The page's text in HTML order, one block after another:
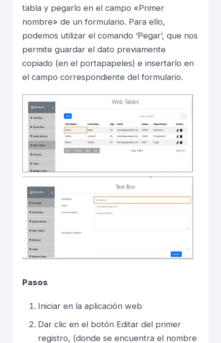
tabla y pegarlo en el campo «Primer
nombre» de un formulario. Para ello,
podemos utilizar el comando ‘Pegar’, que nos
permite guardar el dato previamente
copiado (en el portapapeles) e insertarlo en
el campo correspondiente del formulario.
Pasos
Iniciar en la aplicación web
Dar clic en el botón Editar del primer
registro, (donde se encuentra el nombre